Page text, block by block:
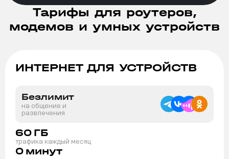
Тарифы для роутеров,
модемов и умных устройств
ИНТЕРНЕТ ДЛЯ УСТРОЙСТВ
Безлимит
на общение и
развлечения
60 ГБ
трафика каждый месяц
0 минут